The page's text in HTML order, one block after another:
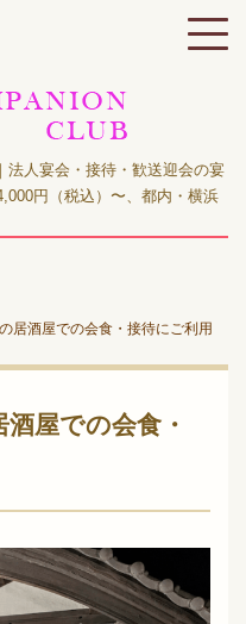
法人宴会・接待・歓送迎会の宴
円（税込）〜、都内・横浜
居酒屋での会食・接待にご利用
屋での会食・